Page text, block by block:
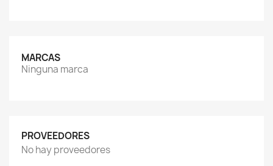
MARCAS
Ninguna marca
PROVEEDORES
No hay proveedores